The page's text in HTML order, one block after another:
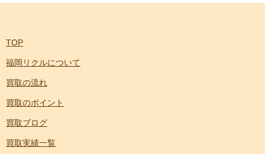
TOP
福岡リクルについて
買取の流れ
買取のポイント
買取ブログ
買取実績一覧